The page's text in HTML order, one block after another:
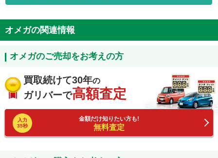
オメガの関連情報
オメガのご売却をお考えの方
買取続けて30年の
ガリバーで高額査定
入力
35秒
金額だけ知りたい方も!
無料査定